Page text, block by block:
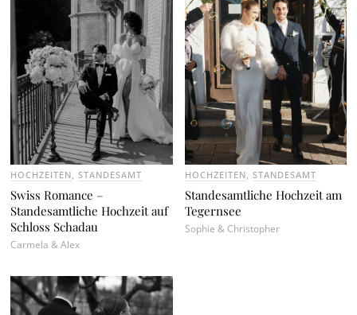
HOCHZEITEN ,STANDESAMT
Swiss Romance –
Standesamtliche Hochzeit auf
Schloss Schadau
Carmela & Alex
HOCHZEITEN STANDESAMT
Standesamtliche Hochzeit am
Tegernsee
Sophie & Christopher